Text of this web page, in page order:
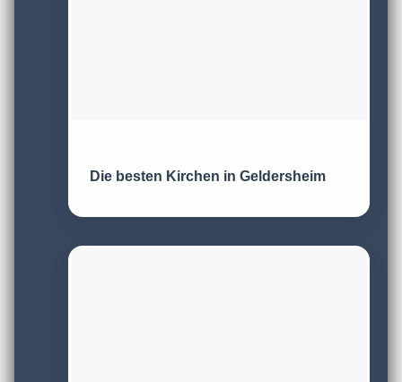
Die besten Kirchen in Geldersheim